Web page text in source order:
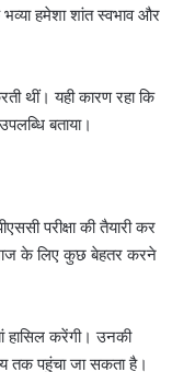
हमेशा शांत स्वभाव और
थीं। यही कारण रहा कि
बताया।
परीक्षा की तैयारी कर
के लिए कुछ बेहतर करने
हासिल करेंगी। उनकी
तक पहुंचा जा सकता है।